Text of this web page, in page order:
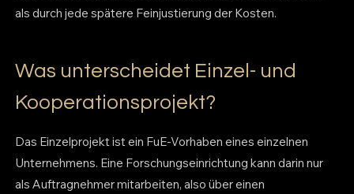
als durch jede spätere Feinjustierung der Kosten.
Was unterscheidet Einzel- und
Kooperationsprojekt?
Das Einzelprojekt ist ein FuE-Vorhaben eines einzelnen
Unternehmens. Eine Forschungseinrichtung kann darin nur
als Auftragnehmer mitarbeiten, also über einen